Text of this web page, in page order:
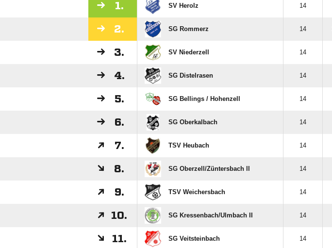
1. SV Herolz 14
2. SG Rommerz 14
3. SV Niederzell 14
4. SG Distelrasen 14
5. SG Bellings /​ Hohenzell 14
6. SG Oberkalbach 14
7. TSV Heubach 14
8. SG Oberzell/​Züntersbach ll 14
9. TSV Weichersbach 14
10. SG Kressenbach/​Ulmbach II 14
11. SG Veitsteinbach 14